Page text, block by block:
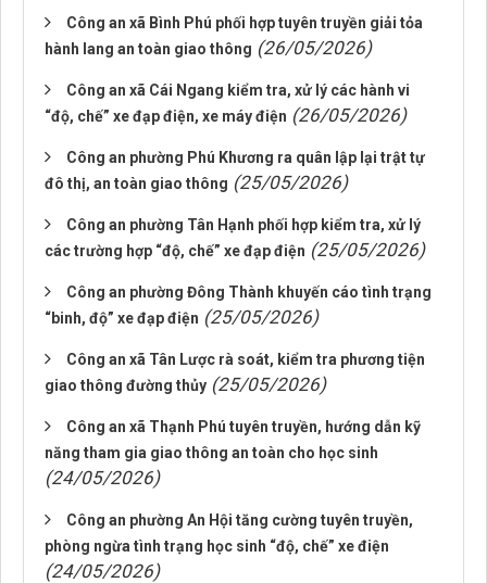
Công an xã Bình Phú phối hợp tuyên truyền giải tỏa
hành lang an toàn giao thông (26/05/2026)
Công an xã Cái Ngang kiểm tra, xử lý các hành vi
“độ, chế” xe đạp điện, xe máy điện (26/05/2026)
Công an phường Phú Khương ra quân lập lại trật tự
đô thị, an toàn giao thông (25/05/2026)
Công an phường Tân Hạnh phối hợp kiểm tra, xử lý
các trường hợp “độ, chế” xe đạp điện (25/05/2026)
Công an phường Đông Thành khuyến cáo tình trạng
“binh, độ” xe đạp điện (25/05/2026)
Công an xã Tân Lược rà soát, kiểm tra phương tiện
giao thông đường thủy (25/05/2026)
Công an xã Thạnh Phú tuyên truyền, hướng dẫn kỹ
năng tham gia giao thông an toàn cho học sinh
(24/05/2026)
Công an phường An Hội tăng cường tuyên truyền,
phòng ngừa tình trạng học sinh “độ, chế” xe điện
(24/05/2026)